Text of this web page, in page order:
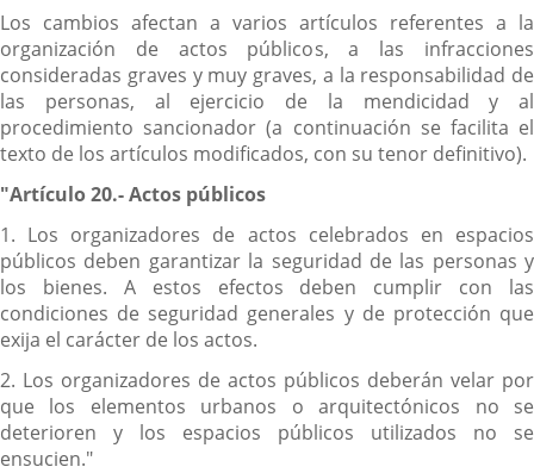
Los cambios afectan a varios artículos referentes a la
organización de actos públicos, a las infracciones
consideradas graves y muy graves, a la responsabilidad de
las personas, al ejercicio de la mendicidad y al
procedimiento sancionador (a continuación se facilita el
texto de los artículos modificados, con su tenor definitivo).
"Artículo 20.- Actos públicos
1. Los organizadores de actos celebrados en espacios
públicos deben garantizar la seguridad de las personas y
los bienes. A estos efectos deben cumplir con las
condiciones de seguridad generales y de protección que
exija el carácter de los actos.
2. Los organizadores de actos públicos deberán velar por
que los elementos urbanos o arquitectónicos no se
deterioren y los espacios públicos utilizados no se
ensucien."